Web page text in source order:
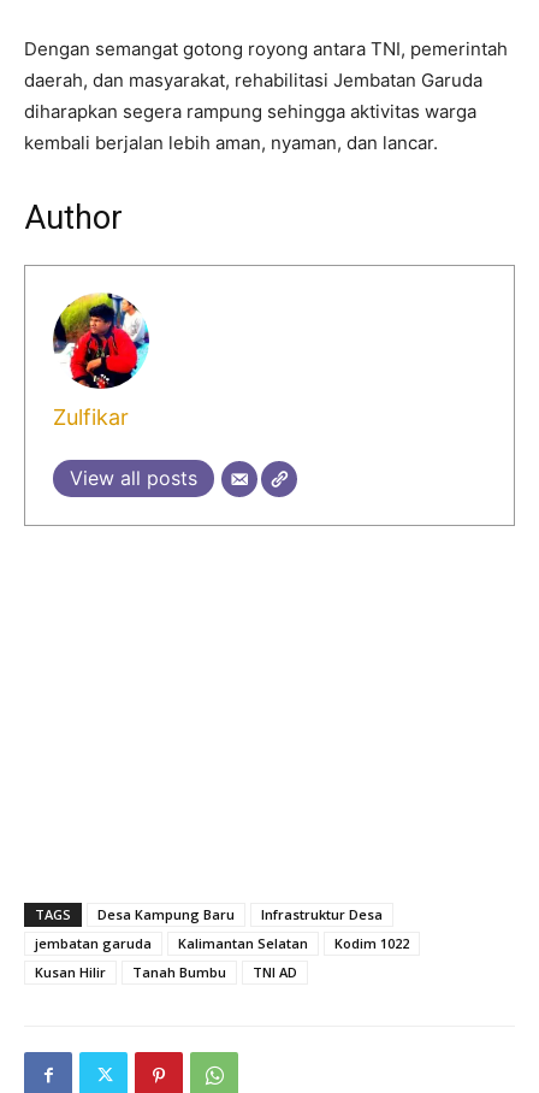
Dengan semangat gotong royong antara TNI, pemerintah
daerah, dan masyarakat, rehabilitasi Jembatan Garuda
diharapkan segera rampung sehingga aktivitas warga
kembali berjalan lebih aman, nyaman, dan lancar.
Author
Zulfikar
View all posts
TAGS Desa Kampung Baru
Infrastruktur Desa
jembatan garuda
Kalimantan Selatan
Kodim 1022
Kusan Hilir
Tanah Bumbu TNI AD